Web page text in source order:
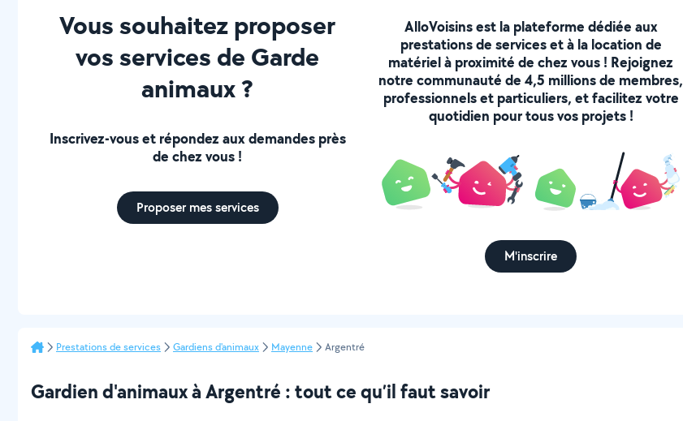
Vous souhaitez proposer
vos services de Garde
animaux ?
Inscrivez-vous et répondez aux demandes près
de chez vous !
Proposer mes services
AlloVoisins est la plateforme dédiée aux
prestations de services et à la location de
matériel à proximité de chez vous ! Rejoignez
notre communauté de 4,5 millions de membres,
professionnels et particuliers, et facilitez votre
quotidien pour tous vos projets !
M'inscrire
Prestations de services Gardiens d'animaux Mayenne Argentré
Gardien d'animaux à Argentré : tout ce qu’il faut savoir